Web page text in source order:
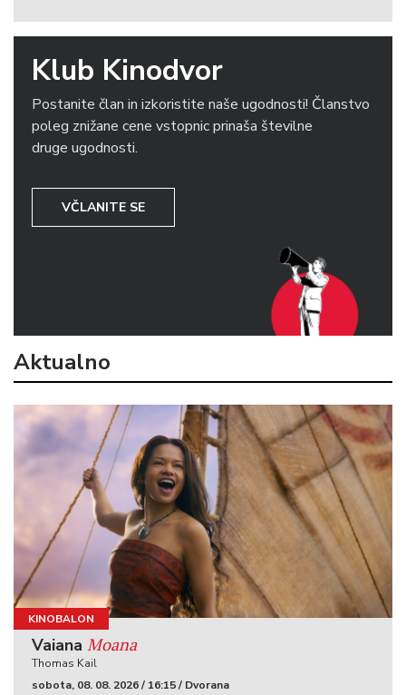
Klub Kinodvor
Postanite član in izkoristite naše ugodnosti! Članstvo
poleg znižane cene vstopnic prinaša številne
druge ugodnosti.
VČLANITE SE
Aktualno
KINOBALON
Vaiana Moana
Thomas Kail
sobota, 08. 08. 2026 / 16:15 / Dvorana